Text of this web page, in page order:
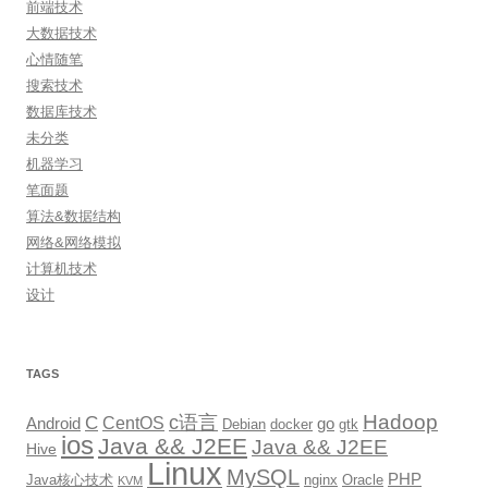
前端技术
大数据技术
心情随笔
搜索技术
数据库技术
未分类
机器学习
笔面题
算法&数据结构
网络&网络模拟
计算机技术
设计
TAGS
Android C CentOS c语言 Debian docker go gtk Hadoop
Hive ios Java && J2EE Java && J2EE
Java核心技术 KVM Linux MySQL nginx Oracle PHP